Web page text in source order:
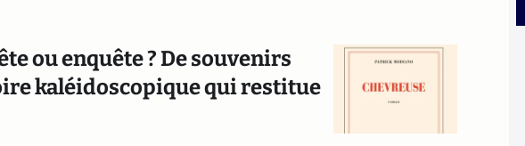
ou enquête ? De souvenirs
kaléidoscopique qui restitue